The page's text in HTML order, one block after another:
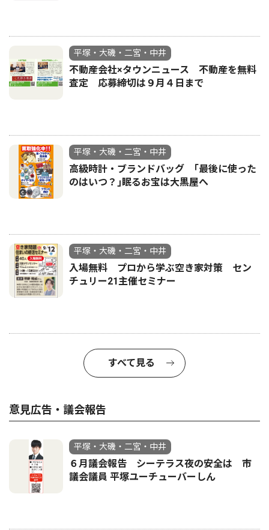
平塚・大磯・二宮・中井
不動産会社×タウンニュース 不動産を無料
査定 応募締切は９月４日まで
平塚・大磯・二宮・中井
高級時計・ブランドバッグ ｢最後に使った
のはいつ？｣眠るお宝は大黒屋へ
平塚・大磯・二宮・中井
入場無料 プロから学ぶ空き家対策 セン
チュリー21主催セミナー
すべて見る
意見広告・議会報告
平塚・大磯・二宮・中井
６月議会報告 シーテラス夜の安全は 市
議会議員 平塚ユーチューバーしん